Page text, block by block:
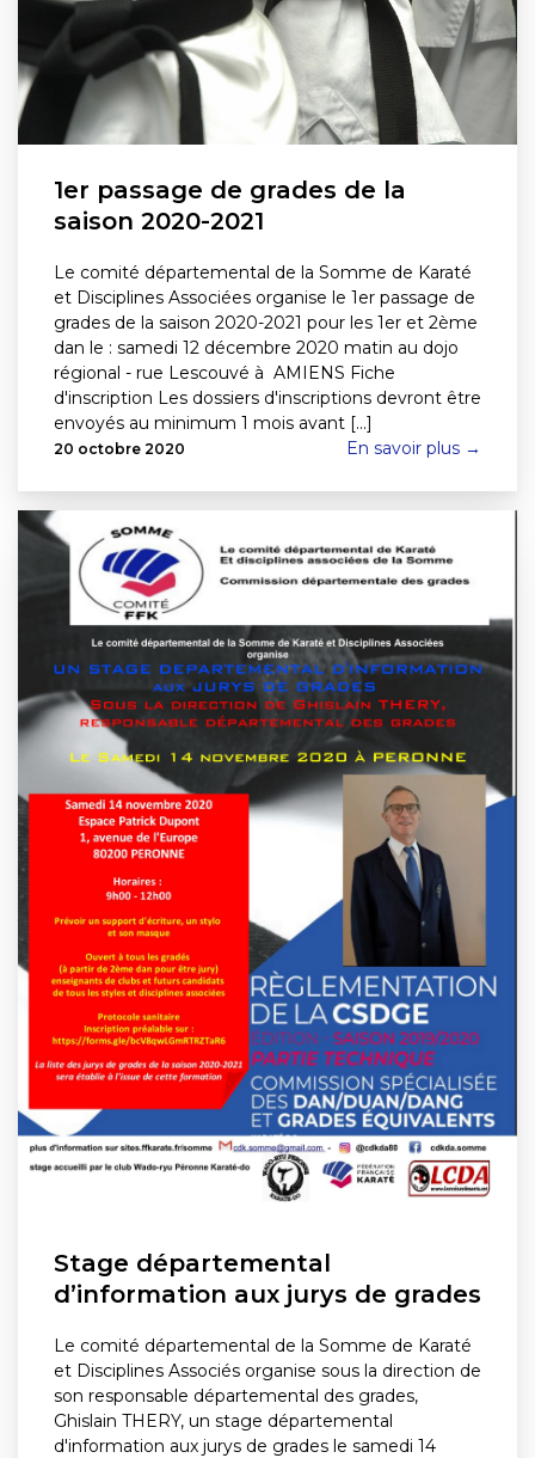
1er passage de grades de la
saison 2020-2021
Le comité départemental de la Somme de Karaté
et Disciplines Associées organise le 1er passage de
grades de la saison 2020-2021 pour les 1er et 2ème
dan le : samedi 12 décembre 2020 matin au dojo
régional - rue Lescouvé à AMIENS Fiche
d'inscription Les dossiers d'inscriptions devront être
envoyés au minimum 1 mois avant [...]
20 octobre 2020 En savoir plus →
Stage départemental
d’information aux jurys de grades
Le comité départemental de la Somme de Karaté
et Disciplines Associés organise sous la direction de
son responsable départemental des grades,
Ghislain THERY, un stage départemental
d'information aux jurys de grades le samedi 14